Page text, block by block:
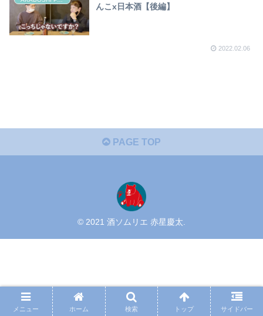
んこx日本酒【後編】
2022.02.06
PAGE TOP
© 2021 酒ソムリエ 赤星慶太.
メニュー ホーム 検索 トップ サイドバー